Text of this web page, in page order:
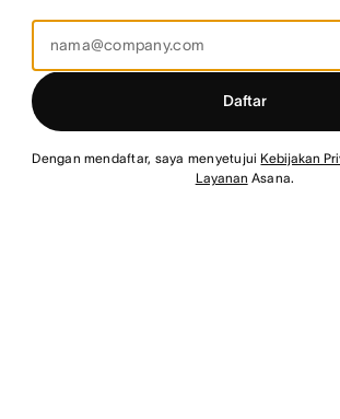
Daftar
Dengan mendaftar, saya menyetujui Kebijakan
Layanan Asana.